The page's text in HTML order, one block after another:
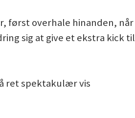
først overhale hinanden, når
sig at give et ekstra kick til
ret spektakulær vis